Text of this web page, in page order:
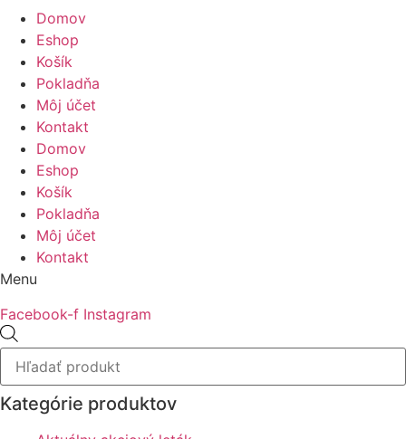
Domov
Eshop
Košík
Pokladňa
Môj účet
Kontakt
Domov
Eshop
Košík
Pokladňa
Môj účet
Kontakt
Menu
Facebook-f Instagram
search
Kategórie produktov